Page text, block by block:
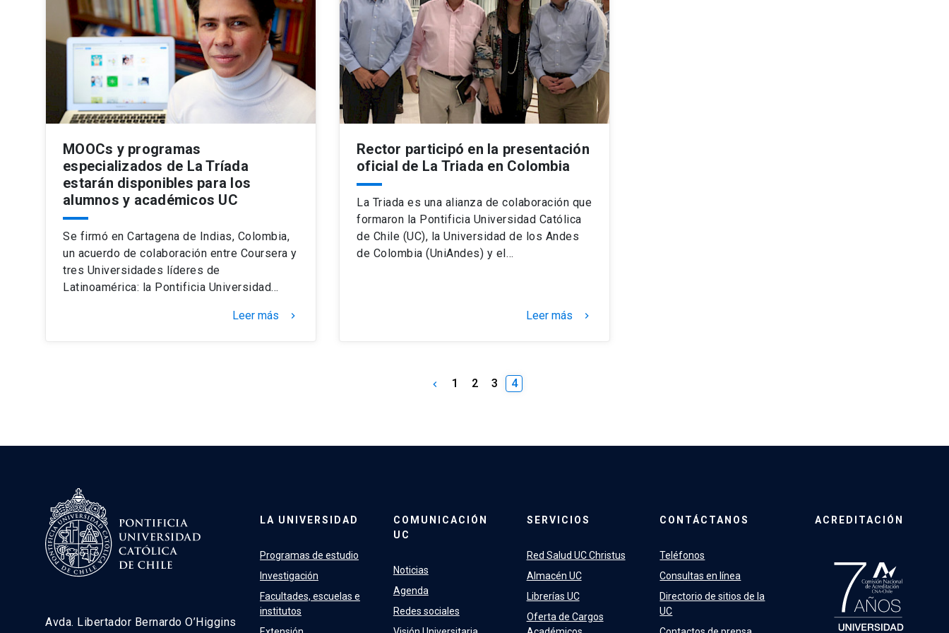
MOOCs y programas
especializados de La Tríada
estarán disponibles para los
alumnos y académicos UC
Se firmó en Cartagena de Indias, Colombia,
un acuerdo de colaboración entre Coursera y
tres Universidades líderes de
Latinoamérica: la Pontificia Universidad…
Leer más keyboard_arrow_right
Rector participó en la presentación
oficial de La Triada en Colombia
La Triada es una alianza de colaboración que
formaron la Pontificia Universidad Católica
de Chile (UC), la Universidad de los Andes
de Colombia (UniAndes) y el…
Leer más keyboard_arrow_right
keyboard_arrow_left 1 2 3 4
Avda. Libertador Bernardo O’Higgins
LA UNIVERSIDAD
Programas de estudio
Investigación
Facultades, escuelas e
institutos
COMUNICACIÓN
UC
Noticias
Agenda
Redes sociales
SERVICIOS
Red Salud UC Christus
Almacén UC
Librerías UC
Oferta de Cargos
CONTÁCTANOS
Teléfonos
Consultas en línea
Directorio de sitios de la
UC
ACREDITACIÓN